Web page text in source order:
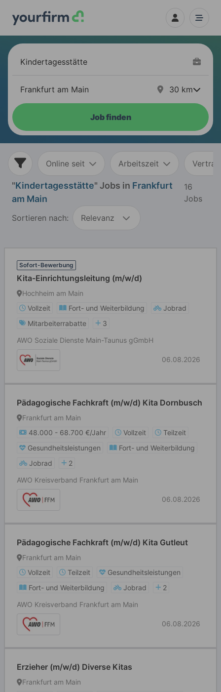
30 km
Job finden
Online seit Arbeitszeit
"Kindertagesstätte" Jobs in Frankfurt
am Main
16
Jobs
Sortieren nach:
Relevanz
Sofort-Bewerbung
Kita-Einrichtungsleitung (m/w/d)
Hochheim am Main
Vollzeit
Fort- und Weiterbildung
Jobrad
Mitarbeiterrabatte
3
AWO Soziale Dienste Main-Taunus gGmbH
06.08.2026
Pädagogische Fachkraft (m/w/d) Kita Dornbusch
Frankfurt am Main
48.000 - 68.700 €/Jahr
Vollzeit
Teilzeit
Gesundheitsleistungen
Fort- und Weiterbildung
Jobrad
2
AWO Kreisverband Frankfurt am Main
06.08.2026
Pädagogische Fachkraft (m/w/d) Kita Gutleut
Frankfurt am Main
Vollzeit
Teilzeit
Gesundheitsleistungen
Fort- und Weiterbildung
Jobrad
2
AWO Kreisverband Frankfurt am Main
06.08.2026
Erzieher (m/w/d) Diverse Kitas
Frankfurt am Main